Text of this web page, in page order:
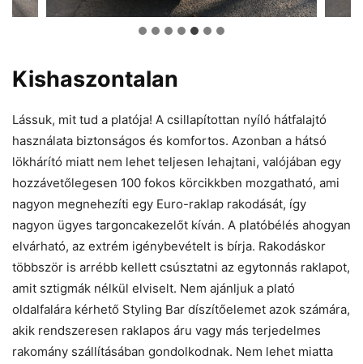
Kishaszontalan
Lássuk, mit tud a platója! A csillapítottan nyíló hátfalajtó
használata biztonságos és komfortos. Azonban a hátsó
lökhárító miatt nem lehet teljesen lehajtani, valójában egy
hozzávetőlegesen 100 fokos körcikkben mozgatható, ami
nagyon megnehezíti egy Euro-raklap rakodását, így
nagyon ügyes targoncakezelőt kíván. A platóbélés ahogyan
elvárható, az extrém igénybevételt is bírja. Rakodáskor
többször is arrébb kellett csúsztatni az egytonnás raklapot,
amit sztigmák nélkül elviselt. Nem ajánljuk a plató
oldalfalára kérhető Styling Bar díszítőelemet azok számára,
akik rendszeresen raklapos áru vagy más terjedelmes
rakomány szállításában gondolkodnak. Nem lehet miatta